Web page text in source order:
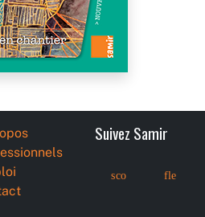
Suivez Samir
sco fle